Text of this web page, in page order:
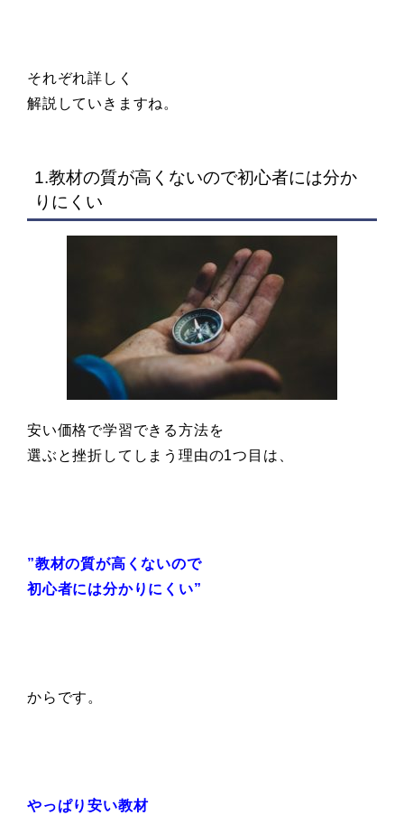
それぞれ詳しく
解説していきますね。
1.教材の質が高くないので初心者には分か
りにくい
安い価格で学習できる方法を
選ぶと挫折してしまう理由の1つ目は、
”教材の質が高くないので
初心者には分かりにくい”
からです。
やっぱり安い教材